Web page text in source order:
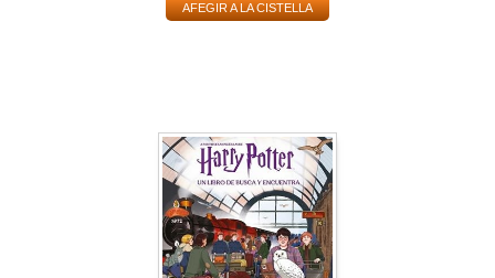
AFEGIR A LA CISTELLA